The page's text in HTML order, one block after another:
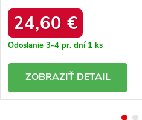
24,60 €
Odoslanie 3-4 pr. dní 1 ks
DETAIL